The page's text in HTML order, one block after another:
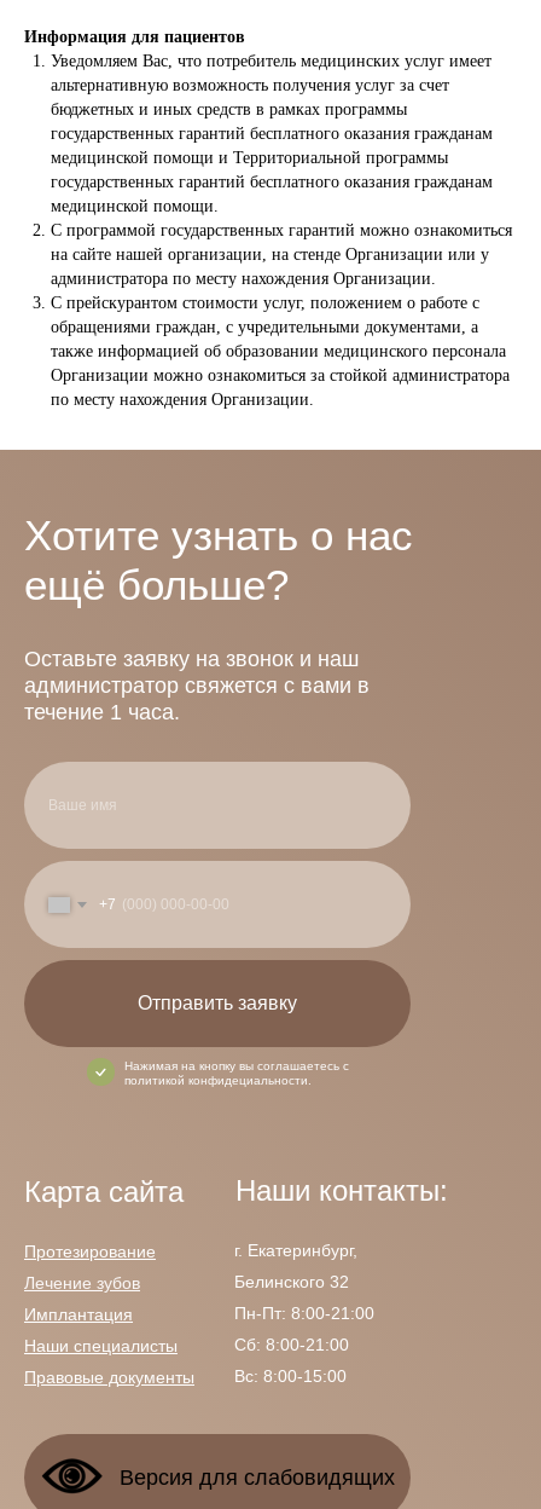
Информация для пациентов
Уведомляем Вас, что потребитель медицинских услуг имеет
альтернативную возможность получения услуг за счет
бюджетных и иных средств в рамках программы
государственных гарантий бесплатного оказания гражданам
медицинской помощи и Территориальной программы
государственных гарантий бесплатного оказания гражданам
медицинской помощи.
С программой государственных гарантий можно ознакомиться
на сайте нашей организации, на стенде Организации или у
администратора по месту нахождения Организации.
С прейскурантом стоимости услуг, положением о работе с
обращениями граждан, с учредительными документами, а
также информацией об образовании медицинского персонала
Организации можно ознакомиться за стойкой администратора
по месту нахождения Организации.
Протезирование
Лечение зубов
Имплантация
Наши специалисты
Правовые документы
Карта сайта
Оставьте заявку на звонок и наш
администратор свяжется с вами в
течение 1 часа.
Хотите узнать о нас
ещё больше?
Отправить заявку
Нажимая на кнопку вы соглашаетесь с
политикой конфидециальности.
Наши контакты:
г. Екатеринбург,
Белинского 32
Пн-Пт: 8:00-21:00
Сб: 8:00-21:00
Вс: 8:00-15:00
+7
Версия для слабовидящих